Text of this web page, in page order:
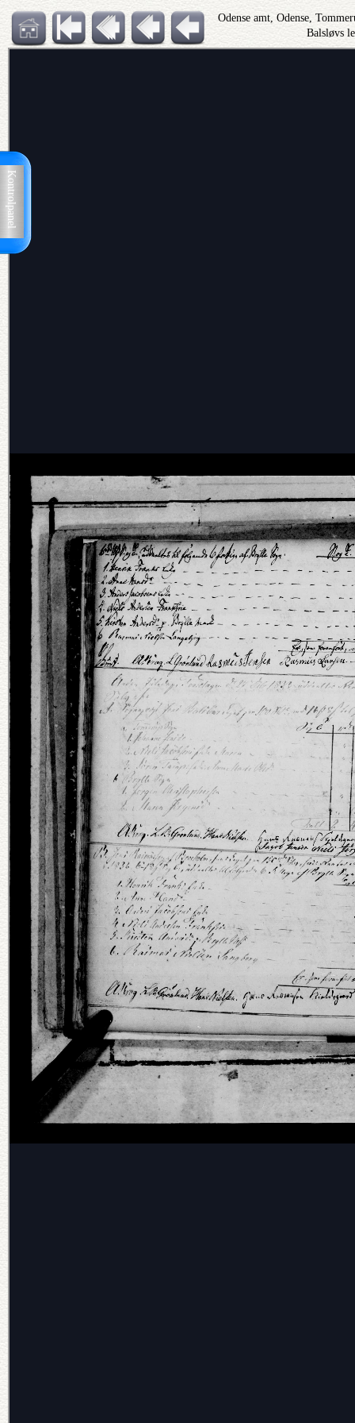
Kontrolpanel
Odense amt, Odense,
Balsløvs